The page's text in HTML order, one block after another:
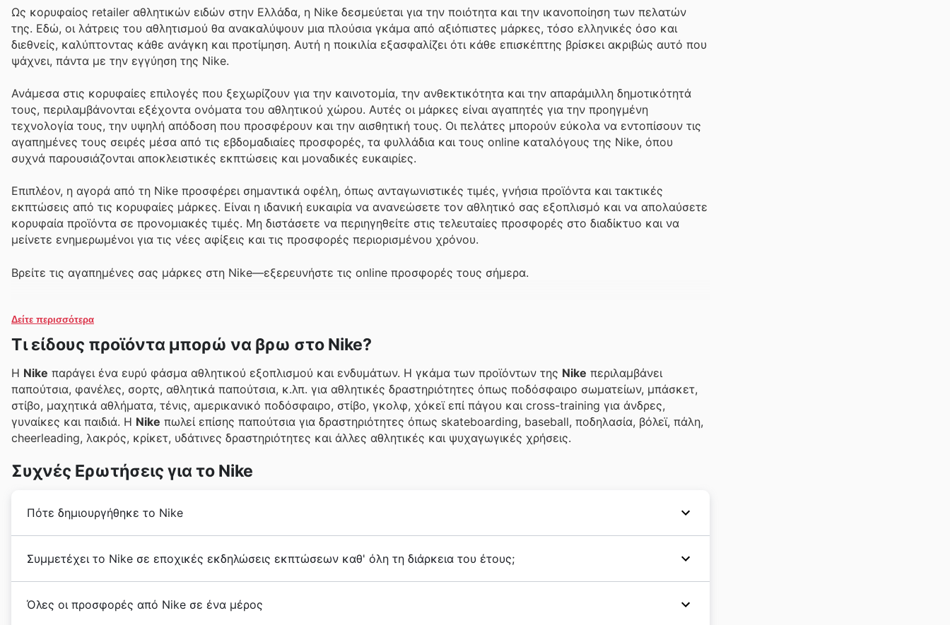
Ως κορυφαίος retailer αθλητικών ειδών στην Ελλάδα, η Nike δεσμεύεται για την ποιότητα και την ικανοποίηση των πελατών
της. Εδώ, οι λάτρεις του αθλητισμού θα ανακαλύψουν μια πλούσια γκάμα από αξιόπιστες μάρκες, τόσο ελληνικές όσο και
διεθνείς, καλύπτοντας κάθε ανάγκη και προτίμηση. Αυτή η ποικιλία εξασφαλίζει ότι κάθε επισκέπτης βρίσκει ακριβώς αυτό που
ψάχνει, πάντα με την εγγύηση της Nike.
Ανάμεσα στις κορυφαίες επιλογές που ξεχωρίζουν για την καινοτομία, την ανθεκτικότητα και την απαράμιλλη δημοτικότητά
τους, περιλαμβάνονται εξέχοντα ονόματα του αθλητικού χώρου. Αυτές οι μάρκες είναι αγαπητές για την προηγμένη
τεχνολογία τους, την υψηλή απόδοση που προσφέρουν και την αισθητική τους. Οι πελάτες μπορούν εύκολα να εντοπίσουν τις
αγαπημένες τους σειρές μέσα από τις εβδομαδιαίες προσφορές, τα φυλλάδια και τους online καταλόγους της Nike, όπου
συχνά παρουσιάζονται αποκλειστικές εκπτώσεις και μοναδικές ευκαιρίες.
Επιπλέον, η αγορά από τη Nike προσφέρει σημαντικά οφέλη, όπως ανταγωνιστικές τιμές, γνήσια προϊόντα και τακτικές
εκπτώσεις από τις κορυφαίες μάρκες. Είναι η ιδανική ευκαιρία να ανανεώσετε τον αθλητικό σας εξοπλισμό και να απολαύσετε
κορυφαία προϊόντα σε προνομιακές τιμές. Μη διστάσετε να περιηγηθείτε στις τελευταίες προσφορές στο διαδίκτυο και να
μείνετε ενημερωμένοι για τις νέες αφίξεις και τις προσφορές περιορισμένου χρόνου.
Βρείτε τις αγαπημένες σας μάρκες στη Nike—εξερευνήστε τις online προσφορές τους σήμερα.
Δείτε περισσότερα
Τι είδους προϊόντα μπορώ να βρω στο Nike?
Η Nike παράγει ένα ευρύ φάσμα αθλητικού εξοπλισμού και ενδυμάτων. Η γκάμα των προϊόντων της Nike περιλαμβάνει
παπούτσια, φανέλες, σορτς, αθλητικά παπούτσια, κ.λπ. για αθλητικές δραστηριότητες όπως ποδόσφαιρο σωματείων, μπάσκετ,
στίβο, μαχητικά αθλήματα, τένις, αμερικανικό ποδόσφαιρο, στίβο, γκολφ, χόκεϊ επί πάγου και cross-training για άνδρες,
γυναίκες και παιδιά. Η Nike πωλεί επίσης παπούτσια για δραστηριότητες όπως skateboarding, baseball, ποδηλασία, βόλεϊ, πάλη,
cheerleading, λακρός, κρίκετ, υδάτινες δραστηριότητες και άλλες αθλητικές και ψυχαγωγικές χρήσεις.
Συχνές Ερωτήσεις για το Nike
Πότε δημιουργήθηκε το Nike
1971.
Συμμετέχει το Nike σε εποχικές εκδηλώσεις εκπτώσεων καθ' όλη τη διάρκεια του έτους;
Ελλάδα, γι' αυτό και η πλατφόρμα μας σας δίνει τη δυνατότητα να δείτε
Όλες οι προσφορές από Nike σε ένα μέρος